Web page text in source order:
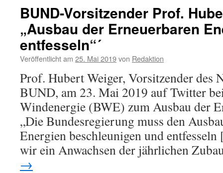
BUND-Vorsitzender Prof.
„Ausbau der Erneuerbaren
entfesseln“´
Veröffentlicht am 25. Mai 2019von Redaktion
Prof. Hubert Weiger, Vorsitzender des
BUND, am 23. Mai 2019 auf Twitter
Windenergie (BWE) zum Ausbau der
„Die Bundesregierung muss den
Energien beschleunigen und
wir ein Anwachsen der jährlichen
→